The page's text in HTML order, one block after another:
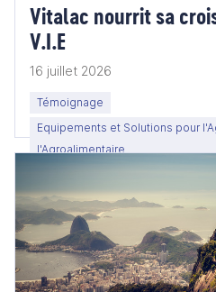
Vitalac nourrit sa
V.I.E
16 juillet 2026
Témoignage
Equipements et Solutions pour
l'Agroalimentaire